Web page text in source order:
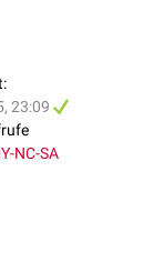
23:09
NC-SA